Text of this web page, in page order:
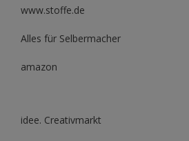
www.stoffe.de
Alles für Selbermacher
amazon
idee. Creativmarkt